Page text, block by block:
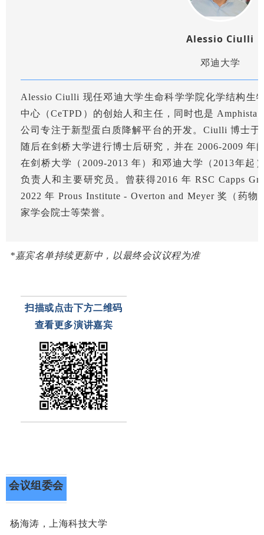
Alessio Ciulli
邓迪大学
Alessio Ciulli 现任邓迪大学生命科学学院化学结构生
中心（CeTPD）的创始人和主任，同时也是 Amphista
公司专注于新型蛋白质降解平台的开发。Ciulli 博士
随后在剑桥大学进行博士后研究，并在 2006-2009 年
在剑桥大学（2009-2013 年）和邓迪大学（2013年起
负责人和主要研究员。曾获得2016 年 RSC Capps
2022 年 Prous Institute - Overton and Meyer 奖（药
家学会院士等荣誉。
*嘉宾名单持续更新中，以最终会议议程为准
扫描或点击下方二维码
查看更多演讲嘉宾
会议组委会
杨海涛，上海科技大学